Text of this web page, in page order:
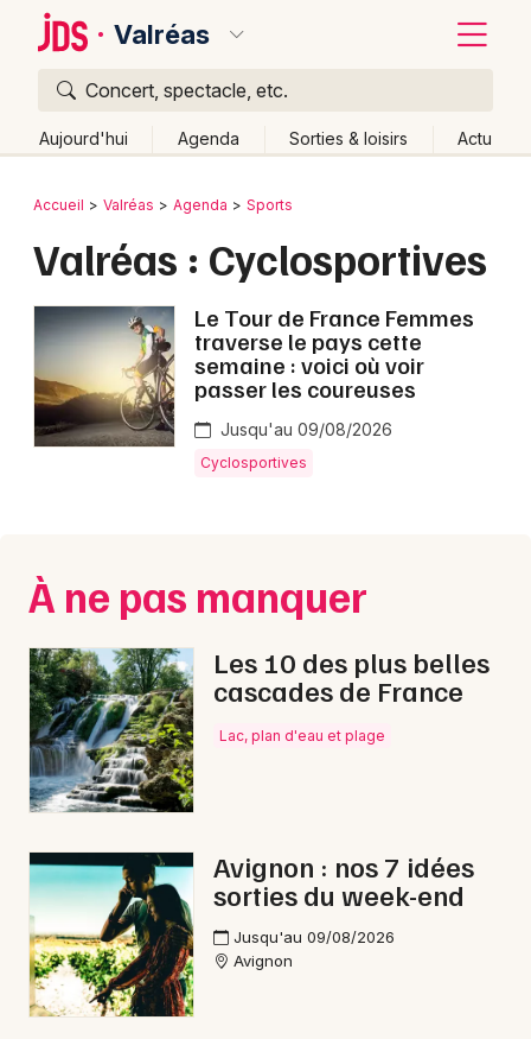
Valréas
Concert, spectacle, etc.
Aujourd'hui Agenda Sorties & loisirs Actu
Publier un événement
Grands événements
Activité & Expérience
Sports
Soirées
Sorties famille
Expos
Sorties & loisirs
Cyclosportives dans le Vaucluse
Bordeaux
Lille
Lyon
Marseille
Nantes
Paris
Strasbourg
Toulouse
Retour
Accueil Valréas Agenda Sports
Valréas : Cyclosportives
Le Tour de France Femmes
traverse le pays cette
semaine : voici où voir
passer les coureuses
Jusqu'au 09/08/2026
Cyclosportives
À ne pas manquer
Les 10 des plus belles
cascades de France
Lac, plan d'eau et plage
Avignon : nos 7 idées
sorties du week-end
Jusqu'au 09/08/2026
Avignon
Quoi ?
Où ?
Provence-Alpes-Côte-d'Azur
Partout
Près de moi
Quand ?
Effacer les dates
Aujourd'hui
Demain Ce week-end Autre